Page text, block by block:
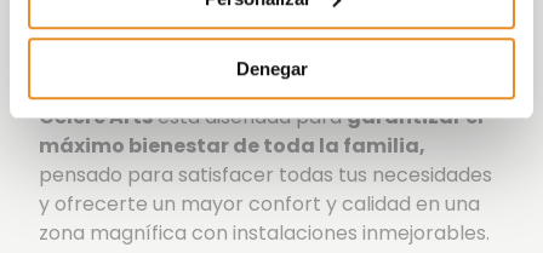
Denegar
diferenciadas para obtener una mejor
iluminación y espacio, donde además destacan
las amplias terrazas de las viviendas.
Célere Artsestá diseñada paragarantizar el
máximo bienestar de toda la familia,
pensado para satisfacer todas tus necesidades
y ofrecerte un mayor confort y calidad en una
zona magnífica con instalaciones inmejorables.